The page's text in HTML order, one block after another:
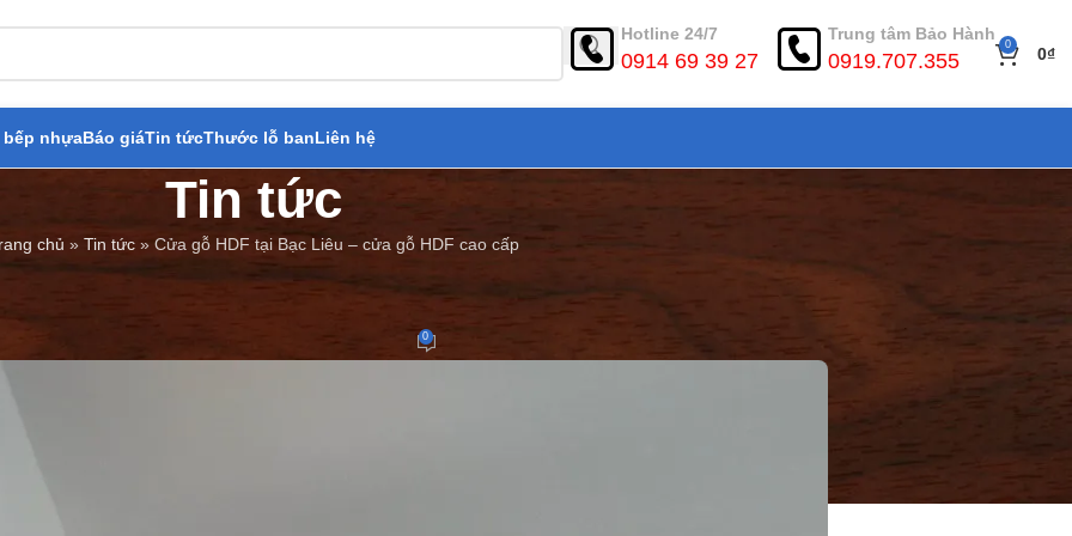
Hotline 24/7
0914 69 39 27
Trung tâm Bảo Hành
0919.707.355
0 0₫
bếp nhựaBáo giáTin tứcThước lỗ banLiên hệ
Tin tức
chủ » Tin tức » Cửa gỗ HDF tại Bạc Liêu – cửa gỗ HDF cao cấp
tại Bạc Liêu – cửa gỗ HDF cao cấp
0